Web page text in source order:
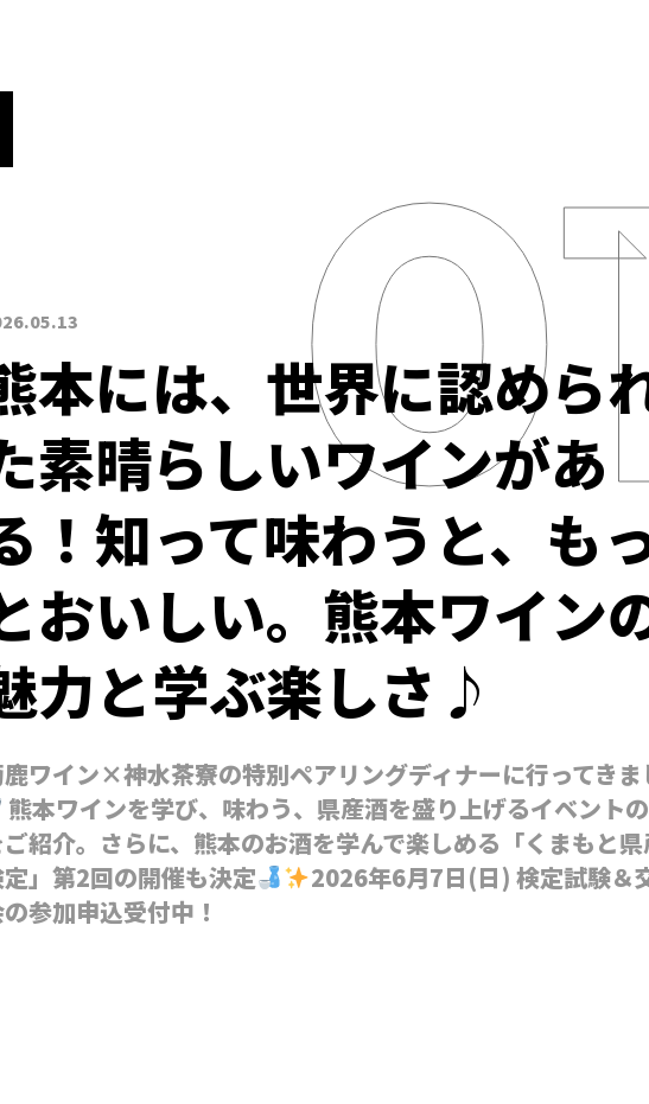
本には、世界に認めら
素晴らしいワインがあ
！知って味わうと、も
おいしい。熊本ワイン
力と学ぶ楽しさ♪
ワイン×神水茶寮の特別ペアリングディナーに行ってきま
熊本ワインを学び、味わう、県産酒を盛り上げるイベント
紹介。さらに、熊本のお酒を学んで楽しめる「くまもと
」第2回の開催も決定
2026年6月7日(日) 検定試験＆
参加申込受付中！